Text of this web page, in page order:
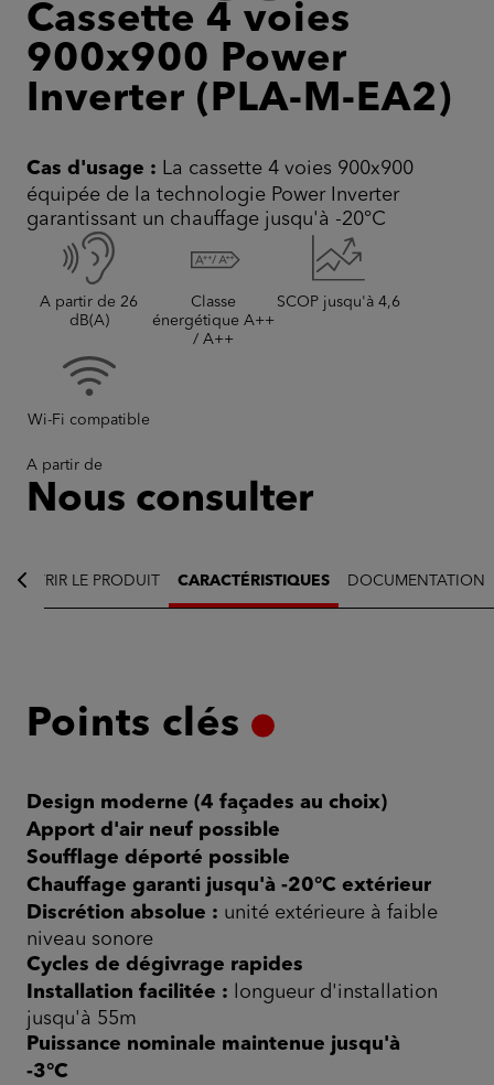
bâtiment historique
Cassette 4 voies
900x900 Power
Inverter (PLA-M-EA2)
Cas d'usage : La cassette 4 voies 900x900
équipée de la technologie Power Inverter
garantissant un chauffage jusqu'à -20°C
A partir de 26
dB(A)
Classe
énergétique A++
/ A++
SCOP jusqu'à 4,6
Wi-Fi compatible
A partir de
Nous consulter
LE PRODUIT CARACTÉRISTIQUES DOCUMENTATION
Points clés
Design moderne (4 façades au choix)
Apport d'air neuf possible
Soufflage déporté possible
Chauffage garanti jusqu'à -20°C extérieur
Discrétion absolue : unité extérieure à faible
niveau sonore
Cycles de dégivrage rapides
Installation facilitée :
longueur d'installation
jusqu'à 55m
Puissance nominale maintenue jusqu'à
-3°C